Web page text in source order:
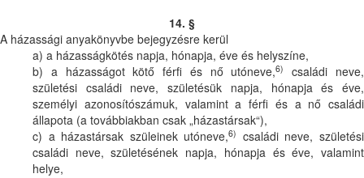
14. §
A házassági anyakönyvbe bejegyzésre kerül
a) a házasságkötés napja, hónapja, éve és helyszíne,
b) a házasságot kötő férfi és nő utóneve,6)
családi neve,
születési családi neve, születésük napja, hónapja és éve,
személyi azonosítószámuk, valamint a férfi és a nő családi
állapota (a továbbiakban csak „házastársak“),
c) a házastársak szüleinek utóneve,6) családi neve, születési
családi neve, születésének napja, hónapja és éve, valamint
helye,